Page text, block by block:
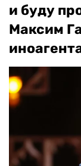
и буду
Максим